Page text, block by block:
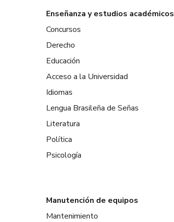
Enseñanza y estudios académicos
Concursos
Derecho
Educación
Acceso a la Universidad
Idiomas
Lengua Brasileña de Señas
Literatura
Política
Psicología
Manutención de equipos
Mantenimiento